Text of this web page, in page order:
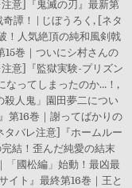
意]『鬼滅の刃』最新第
譚！ | じぼうろく, [ネタ
！人気絶頂の純和風剣戟
巻｜ついにシ村さんの
意]『監獄実験-プリズン
なってしまったのか…！,
殺人鬼」園田夢二につい
第16巻｜謝ってばかりの
タバレ注意]『ホームルー
結！歪んだ純愛の結末
「國松編」始動！最凶最
イト』最終第16巻｜王と